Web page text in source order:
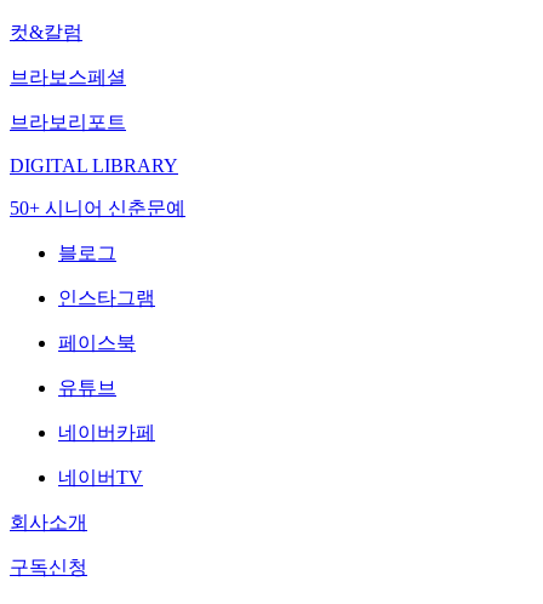
컷&칼럼
브라보스페셜
브라보리포트
DIGITAL LIBRARY
50+ 시니어 신춘문예
블로그
인스타그램
페이스북
유튜브
네이버카페
네이버TV
회사소개
구독신청